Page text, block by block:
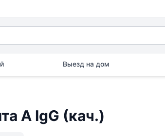
Выезд на дом
А IgG (кач.)